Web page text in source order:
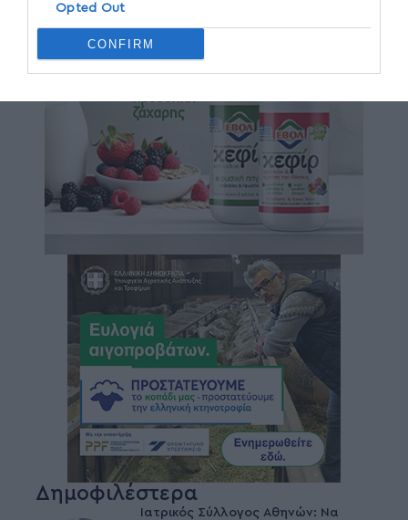
Opted Out
CONFIRM
Δημοφιλέστερα
Ιατρικός Σύλλογος Αθηνών: Να